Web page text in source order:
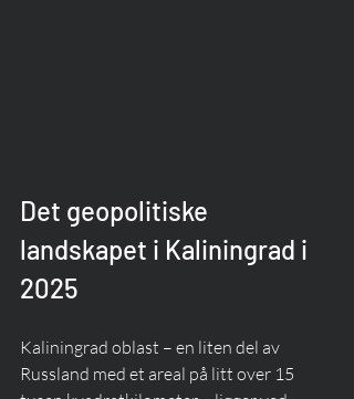
Det geopolitiske
landskapet i Kaliningrad i
2025
Kaliningrad oblast – en liten del av
Russland med et areal på litt over 15